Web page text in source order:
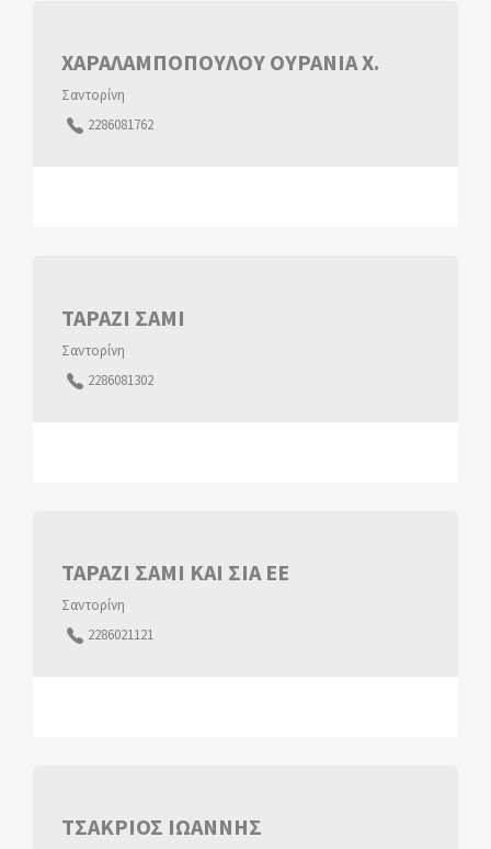
ΧΑΡΑΛΑΜΠΟΠΟΥΛΟΥ ΟΥΡΑΝΙΑ Χ.
Σαντορίνη
2286081762
ΤΑΡΑΖΙ ΣΑΜΙ
Σαντορίνη
2286081302
ΤΑΡΑΖΙ ΣΑΜΙ ΚΑΙ ΣΙΑ ΕΕ
Σαντορίνη
2286021121
ΤΣΑΚΡΙΟΣ ΙΩΑΝΝΗΣ